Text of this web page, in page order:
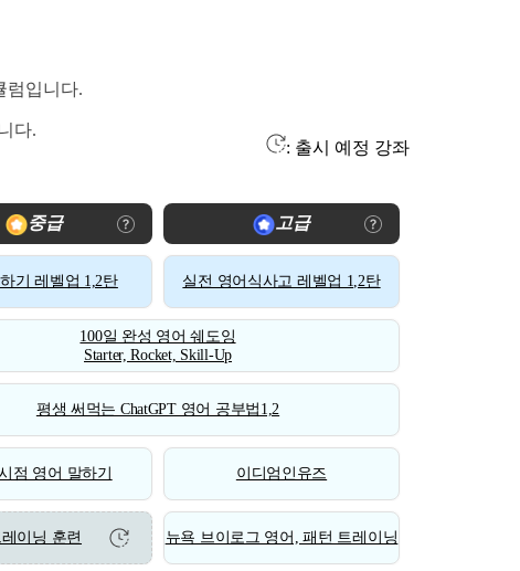
럼입니다.
다.
: 출시 예정 강좌
중급 고급
기 레벨업 1,2탄 실전 영어식사고 레벨업 1,2탄
100일 완성 영어 쉐도잉
Starter, Rocket, Skill-Up
평생 써먹는 ChatGPT 영어 공부법1,2
점 영어 말하기 이디엄인유즈
이닝 훈련 뉴욕 브이로그 영어, 패턴 트레이닝